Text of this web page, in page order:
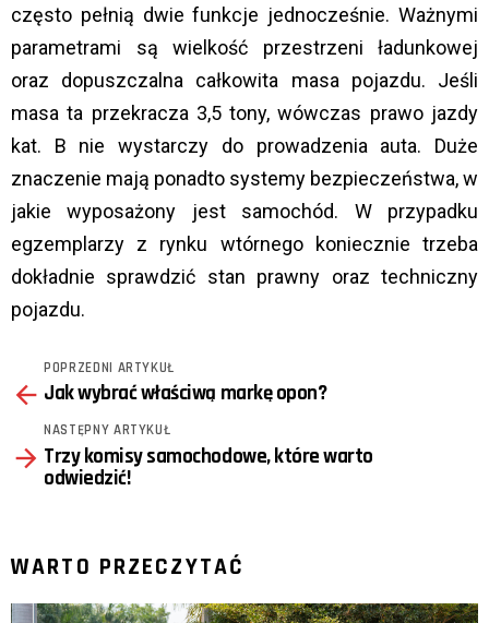
często pełnią dwie funkcje jednocześnie. Ważnymi
parametrami są wielkość przestrzeni ładunkowej
oraz dopuszczalna całkowita masa pojazdu. Jeśli
masa ta przekracza 3,5 tony, wówczas prawo jazdy
kat. B nie wystarczy do prowadzenia auta. Duże
znaczenie mają ponadto systemy bezpieczeństwa, w
jakie wyposażony jest samochód. W przypadku
egzemplarzy z rynku wtórnego koniecznie trzeba
dokładnie sprawdzić stan prawny oraz techniczny
pojazdu.
more
POPRZEDNI ARTYKUŁ
Jak wybrać właściwą markę opon?
NASTĘPNY ARTYKUŁ
Trzy komisy samochodowe, które warto
odwiedzić!
WARTO PRZECZYTAĆ